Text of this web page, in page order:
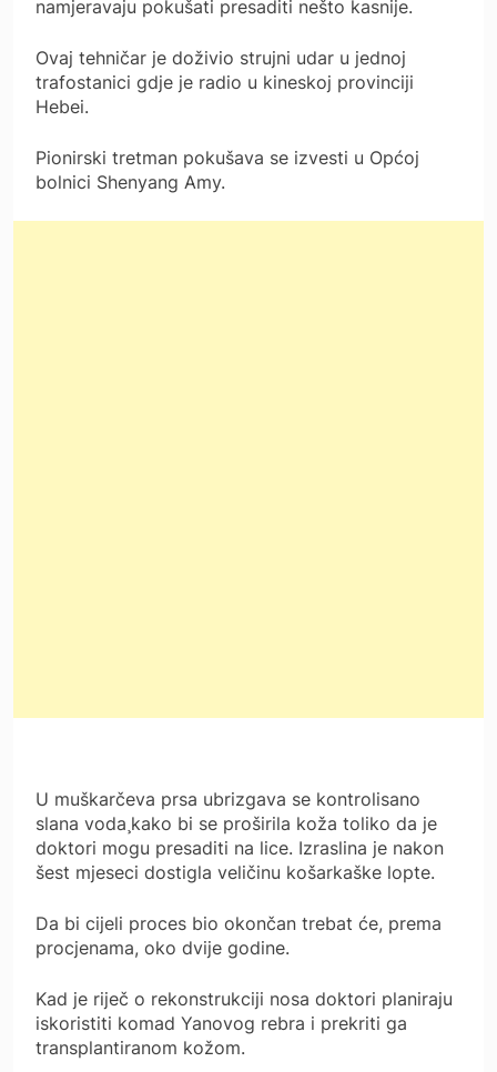
namjeravaju pokušati presaditi nešto kasnije.
Ovaj tehničar je doživio strujni udar u jednoj
trafostanici gdje je radio u kineskoj provinciji
Hebei.
Pionirski tretman pokušava se izvesti u Općoj
bolnici Shenyang Amy.
U muškarčeva prsa ubrizgava se kontrolisano
slana voda¸kako bi se proširila koža toliko da je
doktori mogu presaditi na lice. Izraslina je nakon
šest mjeseci dostigla veličinu košarkaške lopte.
Da bi cijeli proces bio okončan trebat će, prema
procjenama, oko dvije godine.
Kad je riječ o rekonstrukciji nosa doktori planiraju
iskoristiti komad Yanovog rebra i prekriti ga
transplantiranom kožom.